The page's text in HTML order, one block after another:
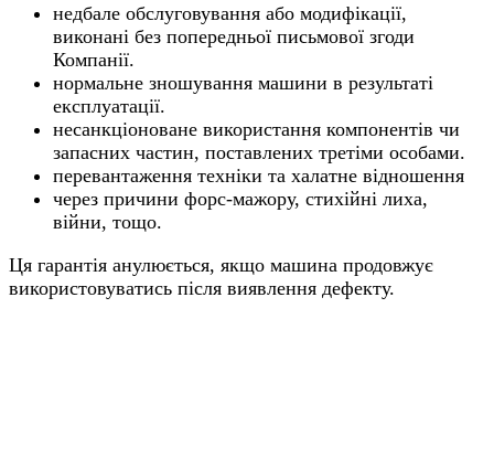
недбале обслуговування або модифікації,
виконані без попередньої письмової згоди
Компанії.
нормальне зношування машини в результаті
експлуатації.
несанкціоноване використання компонентів чи
запасних частин, поставлених третіми особами.
перевантаження техніки та халатне відношення
через причини форс-мажору, стихійні лиха,
війни, тощо.
Ця гарантія анулюється, якщо машина продовжує
використовуватись після виявлення дефекту.